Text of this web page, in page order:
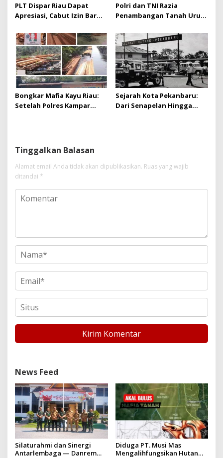
PLT Dispar Riau Dapat
Apresiasi, Cabut Izin Bar
Pro-Rakyat
Polri dan TNI Razia
Penambangan Tanah Urug,
Bongkar Mafia Kayu Riau:
Setelah Polres Kampar
Sejarah Kota Pekanbaru:
Dari Senapelan Hingga
Tinggalkan Balasan
Alamat email Anda tidak akan dipublikasikan. Ruas yang wajib
ditandai *
News Feed
Silaturahmi dan Sinergi
Antarlembaga — Danrem
Diduga PT. Musi Mas
Mengalihfungsikan Hutan